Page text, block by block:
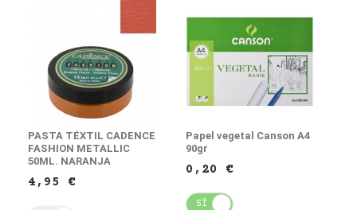
PASTA TÉXTIL CADENCE
FASHION METALLIC
50ML. NARANJA
4,95 €
Papel vegetal Canson A4
90gr
0,20 €
SÍ